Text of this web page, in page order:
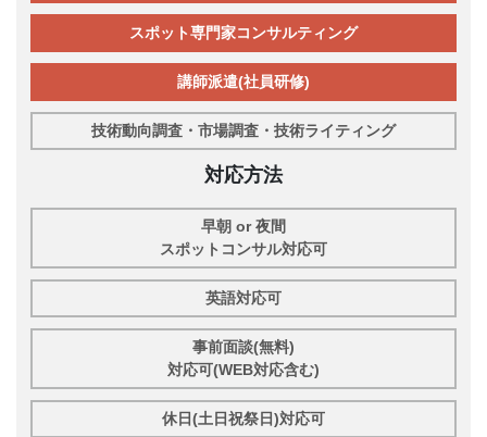
スポット専門家コンサルティング
講師派遣(社員研修)
技術動向調査・市場調査・技術ライティング
対応方法
早朝 or 夜間
スポットコンサル対応可
英語対応可
事前面談(無料)
対応可(WEB対応含む)
休日(土日祝祭日)対応可